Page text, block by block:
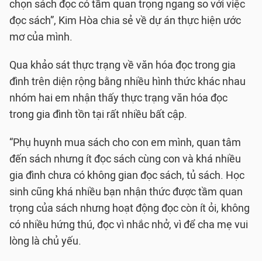
chọn sách đọc có tầm quan trọng ngang so với việc
đọc sách”, Kim Hòa chia sẻ về dự án thực hiện ước
mơ của mình.
Qua khảo sát thực trạng về văn hóa đọc trong gia
đình trên diện rộng bằng nhiều hình thức khác nhau
nhóm hai em nhận thấy thực trạng văn hóa đọc
trong gia đình tồn tại rất nhiều bất cập.
“Phụ huynh mua sách cho con em mình, quan tâm
đến sách nhưng ít đọc sách cùng con và khá nhiều
gia đình chưa có không gian đọc sách, tủ sách. Học
sinh cũng khá nhiều bạn nhận thức được tầm quan
trọng của sách nhưng hoạt động đọc còn ít ỏi, không
có nhiều hứng thú, đọc vì nhắc nhở, vì để cha mẹ vui
lòng là chủ yếu.